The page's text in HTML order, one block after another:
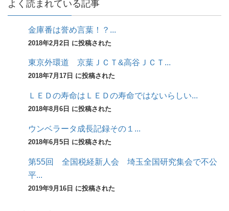
よく読まれている記事
金庫番は誉め言葉！？...
2018年2月2日 に投稿された
東京外環道 京葉ＪＣＴ&高谷ＪＣＴ...
2018年7月17日 に投稿された
ＬＥＤの寿命はＬＥＤの寿命ではないらしい...
2018年8月6日 に投稿された
ウンベラータ成長記録その１...
2018年6月5日 に投稿された
第55回 全国税経新人会 埼玉全国研究集会で不公
平...
2019年9月16日 に投稿された